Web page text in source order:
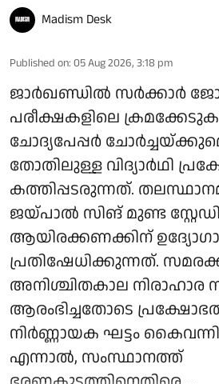
Madism Desk
Published on: 05 Aug 2026, 3:18 pm
ജാർഖണ്ഡിൽ സർക്കാർ
പരീക്ഷകളിലെ
ചോദ്യപേപ്പർ
തോതിലുള്ള വിദ്യാർഥി
കത്തിപ്പടരുന്നത്.
ജയ്‌പാൽ സിങ് മുണ്ട
ആയിരക്കണക്കിന്
പ്രതിഷേധിക്കുന്നത്.
അനിശ്ചിതകാല നിരാഹാര
ആരംഭിച്ചതോടെ
നിർണ്ണായക ഘട്ടം
എന്നാൽ, സംസ്ഥാനത്ത്